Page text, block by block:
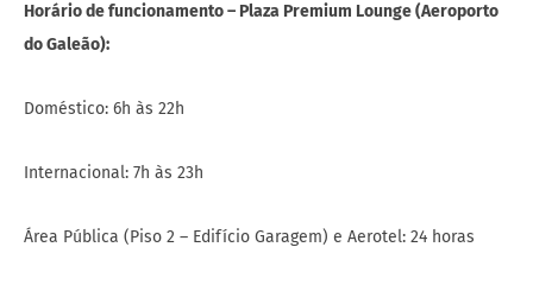
Horário de funcionamento – Plaza Premium Lounge (Aeroporto
do Galeão):
Doméstico: 6h às 22h
Internacional: 7h às 23h
Área Pública (Piso 2 – Edifício Garagem) e Aerotel: 24 horas